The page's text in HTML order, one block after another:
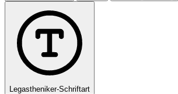
Legastheniker-Schriftart